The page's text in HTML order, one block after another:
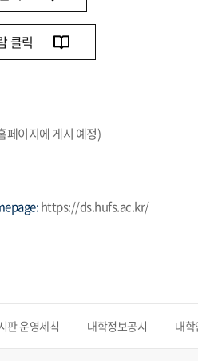
클릭
페이지에 게시 예정)
https://ds.hufs.ac.kr/
판 운영세칙 대학정보공시 대